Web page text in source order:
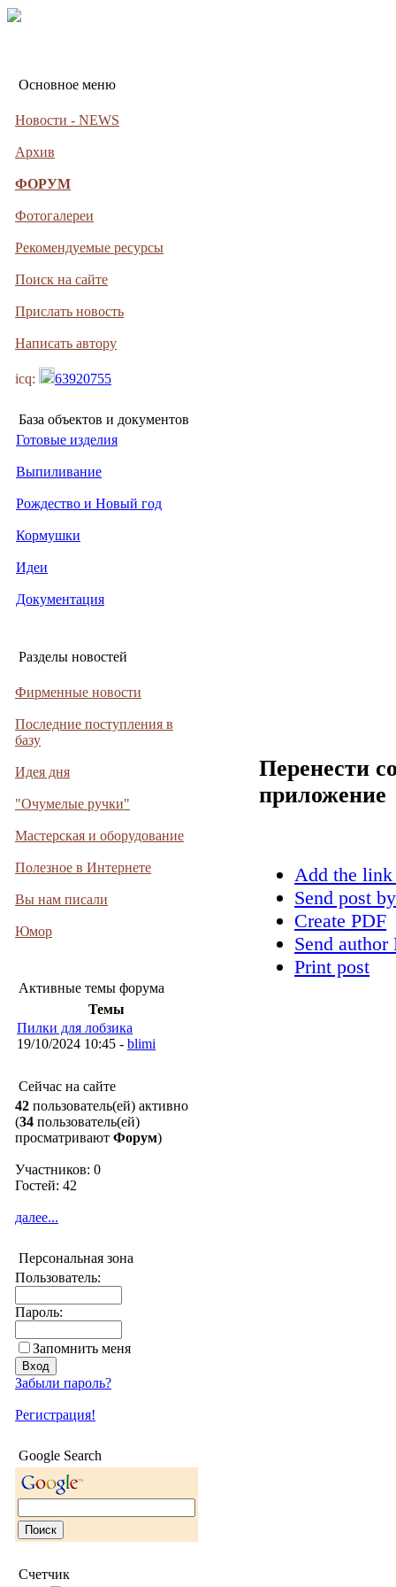
Основное меню
Новости - NEWS
Архив
ФОРУМ
Фотогалереи
Рекомендуемые ресурсы
Поиск на сайте
Прислать новость
Написать автору
icq: 63920755
База объектов и документов
Готовые изделия
Выпиливание
Рождество и Новый год
Кормушки
Идеи
Документация
Разделы новостей
Фирменные новости
Последние поступления в
базу
Идея дня
"Очумелые ручки"
Мастерская и оборудование
Полезное в Интернете
Вы нам писали
Юмор
Активные темы форума
Темы
Пилки для лобзика
19/10/2024 10:45 - blimi
Сейчас на сайте
42 пользователь(ей) активно
(34 пользователь(ей)
просматривают Форум)
Участников: 0
Гостей: 42
далее...
Персональная зона
Пользователь:
Пароль:
Запомнить меня
Забыли пароль?
Регистрация!
Google Search
Счетчик
Перенести
приложение
Add the
Send post
Create PDF
Send
Print post